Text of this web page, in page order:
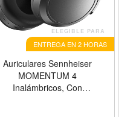
ELEGIBLE PARA
ENTREGA EN 2 HORAS
Auriculares Sennheiser
MOMENTUM 4
Inalámbricos, Con